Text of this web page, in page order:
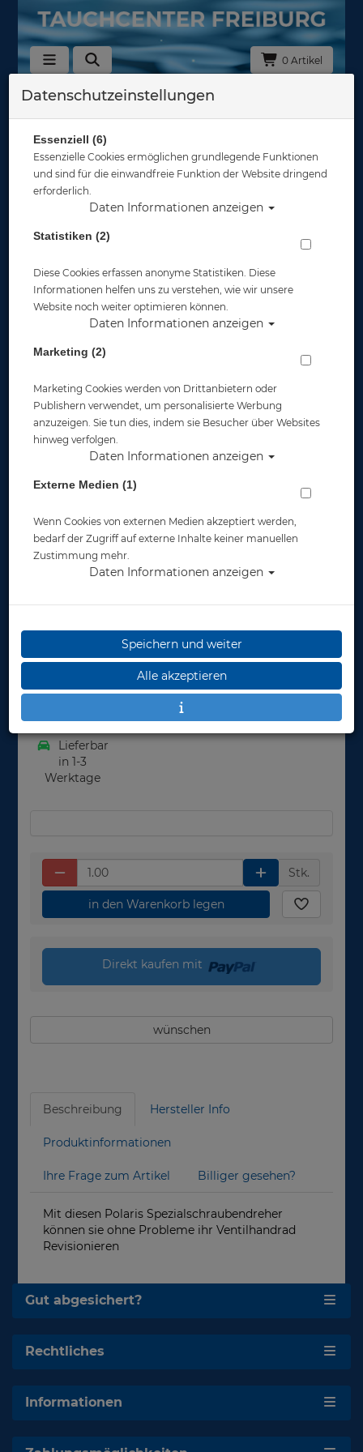
0 Artikel
Zurück
Spezialschraubendreher für
Ventilhandrad
Artikelnr.: pol-900001
Herstellerpreis: 18,00 €
14,95 €
Lieferbar
in 1-3
Werktage
Stk.
in den Warenkorb legen
Direkt kaufen mit
wünschen
Beschreibung Hersteller Info
Produktinformationen
Ihre Frage zum Artikel Billiger gesehen?
Mit diesen Polaris Spezialschraubendreher
können sie ohne Probleme ihr Ventilhandrad
Revisionieren
Gut abgesichert?
Rechtliches
Informationen
Datenschutzeinstellungen
Essenziell (6)
Essenzielle Cookies ermöglichen grundlegende Funktionen
und sind für die einwandfreie Funktion der Website dringend
erforderlich.
Daten Informationen anzeigen
Statistiken (2)
Diese Cookies erfassen anonyme Statistiken. Diese
Informationen helfen uns zu verstehen, wie wir unsere
Website noch weiter optimieren können.
Daten Informationen anzeigen
Marketing (2)
Marketing Cookies werden von Drittanbietern oder
Publishern verwendet, um personalisierte Werbung
anzuzeigen. Sie tun dies, indem sie Besucher über Websites
hinweg verfolgen.
Daten Informationen anzeigen
Externe Medien (1)
Wenn Cookies von externen Medien akzeptiert werden,
bedarf der Zugriff auf externe Inhalte keiner manuellen
Zustimmung mehr.
Daten Informationen anzeigen
Speichern und weiter
Alle akzeptieren